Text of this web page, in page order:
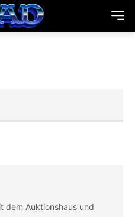
dem Auktionshaus und